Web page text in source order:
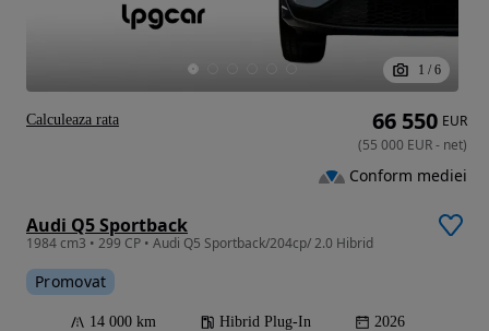
1 / 6
Audi Q5 Sportback
1984 cm3 • 299 CP • Audi Q5 Sportback/204cp/ 2.0 Hibrid
Promovat
14 000 km Hibrid Plug-In 2026
66 550 EUR
(55 000 EUR- net)
Conform mediei
Calculeaza rata